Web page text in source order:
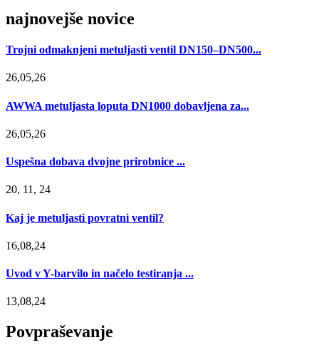
najnovejše novice
Trojni odmaknjeni metuljasti ventil DN150–DN500...
26,05,26
AWWA metuljasta loputa DN1000 dobavljena za...
26,05,26
Uspešna dobava dvojne prirobnice ...
20, 11, 24
Kaj je metuljasti povratni ventil?
16,08,24
Uvod v Y-barvilo in načelo testiranja ...
13,08,24
Povpraševanje